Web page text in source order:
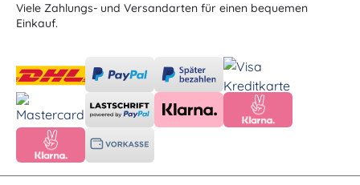
Viele Zahlungs- und Versandarten für einen bequemen
Einkauf.